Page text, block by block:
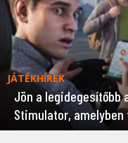
JÁTÉKHÍREK
Jön a legidegesítőbb
Stimulator,